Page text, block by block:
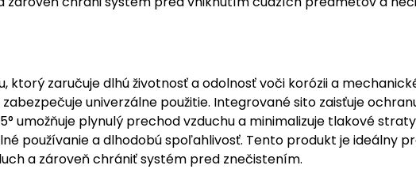
zaručuje dlhú životnosť a odolnosť voči korózii a
univerzálne použitie. Integrované sito zaisťuje
umožňuje plynulý prechod vzduchu a minimalizuje tlakové
používanie a dlhodobú spoľahlivosť. Tento produkt je ideálny
a zároveň chrániť systém pred znečistením.